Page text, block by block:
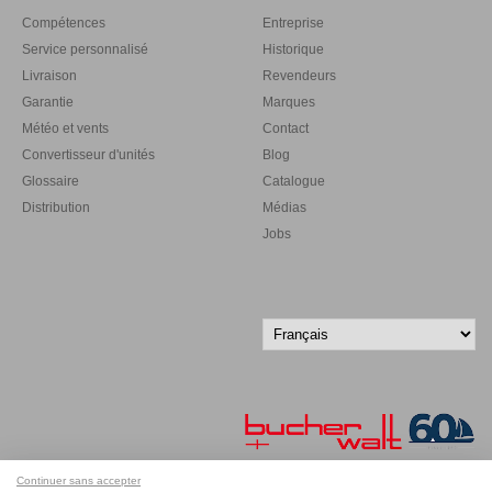
Compétences
Service personnalisé
Livraison
Garantie
Météo et vents
Convertisseur d'unités
Glossaire
Distribution
Entreprise
Historique
Revendeurs
Marques
Contact
Blog
Catalogue
Médias
Jobs
Continuer sans accepter